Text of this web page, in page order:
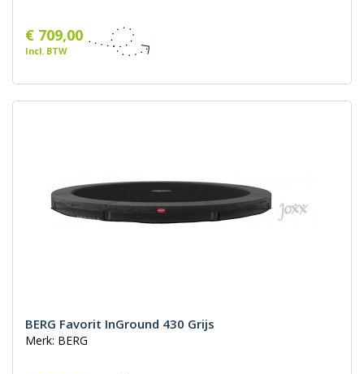
€ 709,00
Incl. BTW
BERG Favorit InGround 430 Grijs
Merk: BERG